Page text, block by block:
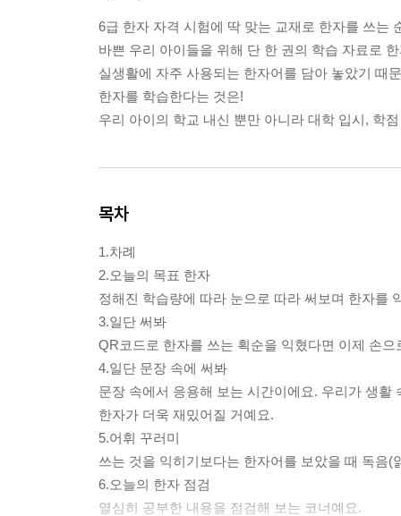
6급 한자 자격 시험에 딱 맞는 교재로 한자를 쓰는
바쁜 우리 아이들을 위해 단 한 권의 학습 자료로
실생활에 자주 사용되는 한자어를 담아 놓았기 때
한자를 학습한다는 것은!
우리 아이의 학교 내신 뿐만 아니라 대학 입시, 학
목차
1.차례
2.오늘의 목표 한자
정해진 학습량에 따라 눈으로 따라 써보며 한자를
3.일단 써봐
QR코드로 한자를 쓰는 획순을 익혔다면 이제 손
4.일단 문장 속에 써봐
문장 속에서 응용해 보는 시간이에요. 우리가 생
한자가 더욱 재밌어질 거예요.
5.어휘 꾸러미
쓰는 것을 익히기보다는 한자어를 보았을 때 독음(
6.오늘의 한자 점검
열심히 공부한 내용을 점검해 보는 코너예요.